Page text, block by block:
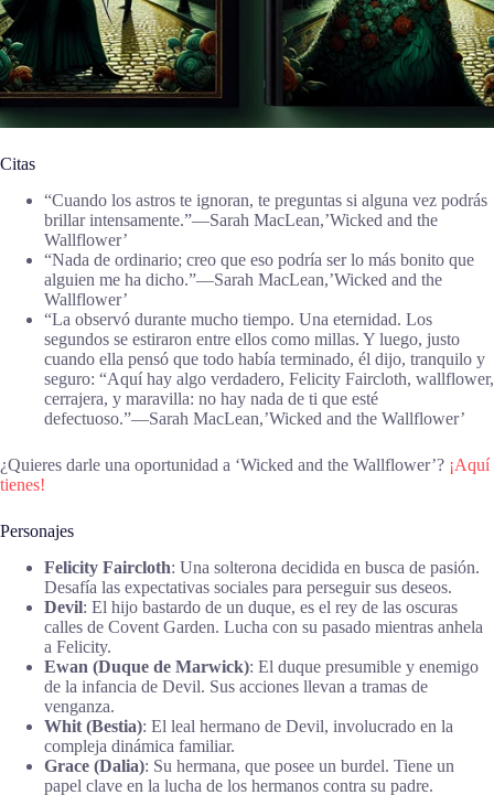
Citas
“Cuando los astros te ignoran, te preguntas si alguna vez podrás
brillar intensamente.”―Sarah MacLean,’Wicked and the
Wallflower’
“Nada de ordinario; creo que eso podría ser lo más bonito que
alguien me ha dicho.”―Sarah MacLean,’Wicked and the
Wallflower’
“La observó durante mucho tiempo. Una eternidad. Los
segundos se estiraron entre ellos como millas. Y luego, justo
cuando ella pensó que todo había terminado, él dijo, tranquilo y
seguro: “Aquí hay algo verdadero, Felicity Faircloth, wallflower,
cerrajera, y maravilla: no hay nada de ti que esté
defectuoso.”―Sarah MacLean,’Wicked and the Wallflower’
¿Quieres darle una oportunidad a ‘Wicked and the Wallflower’? ¡Aquí
tienes!
Personajes
Felicity Faircloth: Una solterona decidida en busca de pasión.
Desafía las expectativas sociales para perseguir sus deseos.
Devil: El hijo bastardo de un duque, es el rey de las oscuras
calles de Covent Garden. Lucha con su pasado mientras anhela
a Felicity.
Ewan (Duque de Marwick): El duque presumible y enemigo
de la infancia de Devil. Sus acciones llevan a tramas de
venganza.
Whit (Bestia): El leal hermano de Devil, involucrado en la
compleja dinámica familiar.
Grace (Dalia): Su hermana, que posee un burdel. Tiene un
papel clave en la lucha de los hermanos contra su padre.